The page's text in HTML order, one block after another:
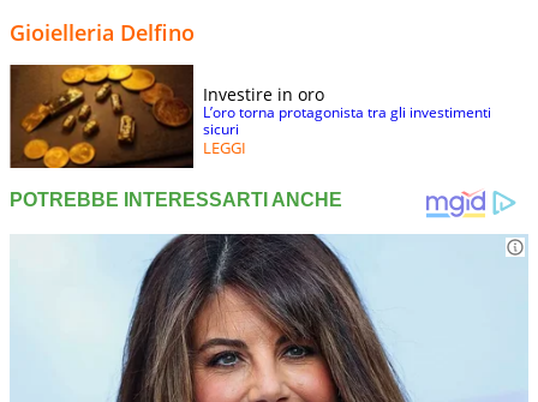
Gioielleria Delfino
Investire in oro
L’oro torna protagonista tra gli investimenti
sicuri
LEGGI